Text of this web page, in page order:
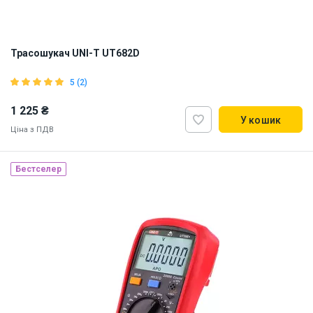
Трасошукач UNI-T UT682D
5 (2)
1 225 ₴
Ціна з ПДВ
У кошик
Наявність на складі:
Бестселер